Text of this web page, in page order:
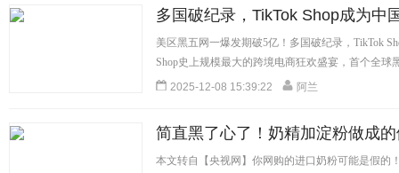
多国破纪录，TikTok Shop成为中
美区黑五网一爆发期破5亿！多国破纪录，TikTok
Shop史上规模最大的跨境电商狂欢盛宴，首个全
[详细]
2025-12-08 15:39:22 阿兰
简直黑了心了！奶精加淀粉做成
本文转自【央视网】你网购的进口奶粉可能是假的